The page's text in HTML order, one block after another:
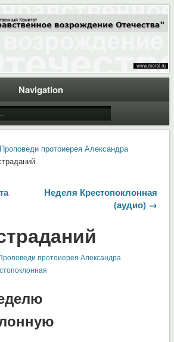
нравственное возрождение Отечества"
Navigation
Проповеди протоиерея Александра
Неделя Крестопоклонная
(аудио) →
протоиерея Александра